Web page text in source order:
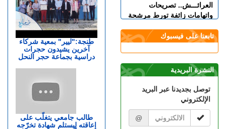
طنجة:"ليير" بمعية شركاء
آخرين يشيدون حجرات
دراسية بجماعة حجر النحل
طالب جامعي يتغلّب على
إعاقته ليستلم شهادة تخرّجه
العرائـــش.. تصريحات
واتهامات زائفة تورط مرشحة
السبت 08 غشت | 12:40
أجرة ويصيب آخرين بجروح
استطلاع رأي: 77.3% من
الإسبان يعتبرون المغرب "بلدا
عدوا"
الجمعة 07 غشت | 23:01
تابعنا على فيسبوك
النشرة البريدية
توصل بجديدنا عبر البريد
الإلكتروني
@